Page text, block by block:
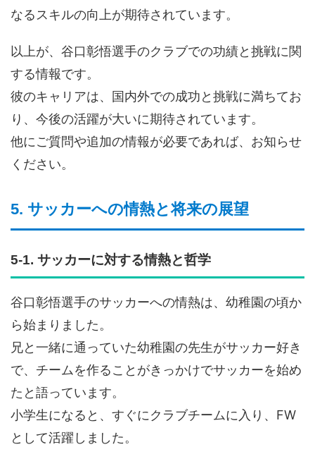
なるスキルの向上が期待されています。
以上が、谷口彰悟選手のクラブでの功績と挑戦に関
する情報です。
彼のキャリアは、国内外での成功と挑戦に満ちてお
り、今後の活躍が大いに期待されています。
他にご質問や追加の情報が必要であれば、お知らせ
ください。
5. サッカーへの情熱と将来の展望
5-1. サッカーに対する情熱と哲学
谷口彰悟選手のサッカーへの情熱は、幼稚園の頃か
ら始まりました。
兄と一緒に通っていた幼稚園の先生がサッカー好き
で、チームを作ることがきっかけでサッカーを始め
たと語っています。
小学生になると、すぐにクラブチームに入り、FW
として活躍しました。